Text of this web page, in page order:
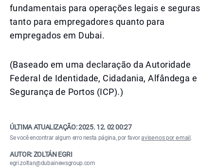
fundamentais para operações legais e seguras
tanto para empregadores quanto para
empregados em Dubai.
(Baseado em uma declaração da Autoridade
Federal de Identidade, Cidadania, Alfândega e
Segurança de Portos (ICP).)
ÚLTIMA ATUALIZAÇÃO:2025. 12. 02 00:27
Se você encontrar algum erro nesta página, por favoravise-nos por e-mail .
AUTOR: ZOLTÁN EGRI
egri.zoltan@dubainewsgroup.com